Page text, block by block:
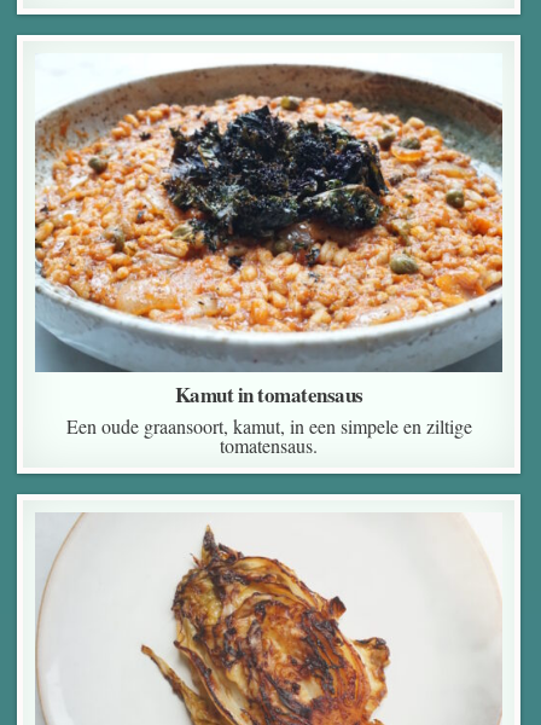
Kamut in tomatensaus
Een oude graansoort, kamut, in een simpele en ziltige
tomatensaus.